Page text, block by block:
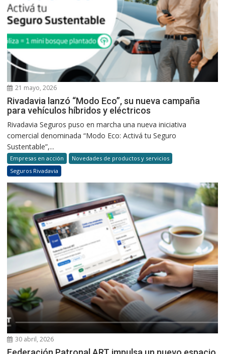
21 mayo, 2026
Rivadavia lanzó “Modo Eco”, su nueva campaña
para vehículos híbridos y eléctricos
Rivadavia Seguros puso en marcha una nueva iniciativa
comercial denominada “Modo Eco: Activá tu Seguro
Sustentable”,...
Empresas en acción
Novedades de productos y servicios
Seguros Rivadavia
30 abril, 2026